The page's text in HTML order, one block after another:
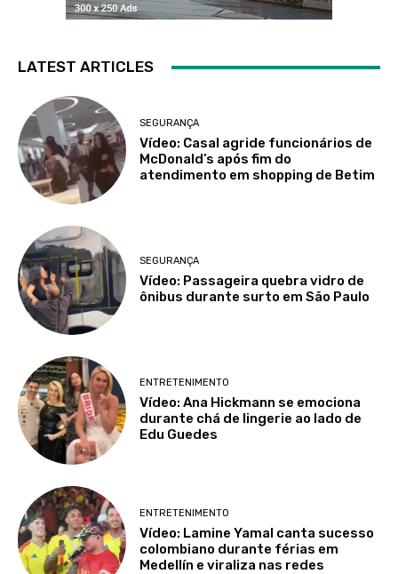
LATEST ARTICLES
SEGURANÇA
Vídeo: Casal agride funcionários de
McDonald’s após fim do
atendimento em shopping de Betim
SEGURANÇA
Vídeo: Passageira quebra vidro de
ônibus durante surto em São Paulo
ENTRETENIMENTO
Vídeo: Ana Hickmann se emociona
durante chá de lingerie ao lado de
Edu Guedes
ENTRETENIMENTO
Vídeo: Lamine Yamal canta sucesso
colombiano durante férias em
Medellín e viraliza nas redes